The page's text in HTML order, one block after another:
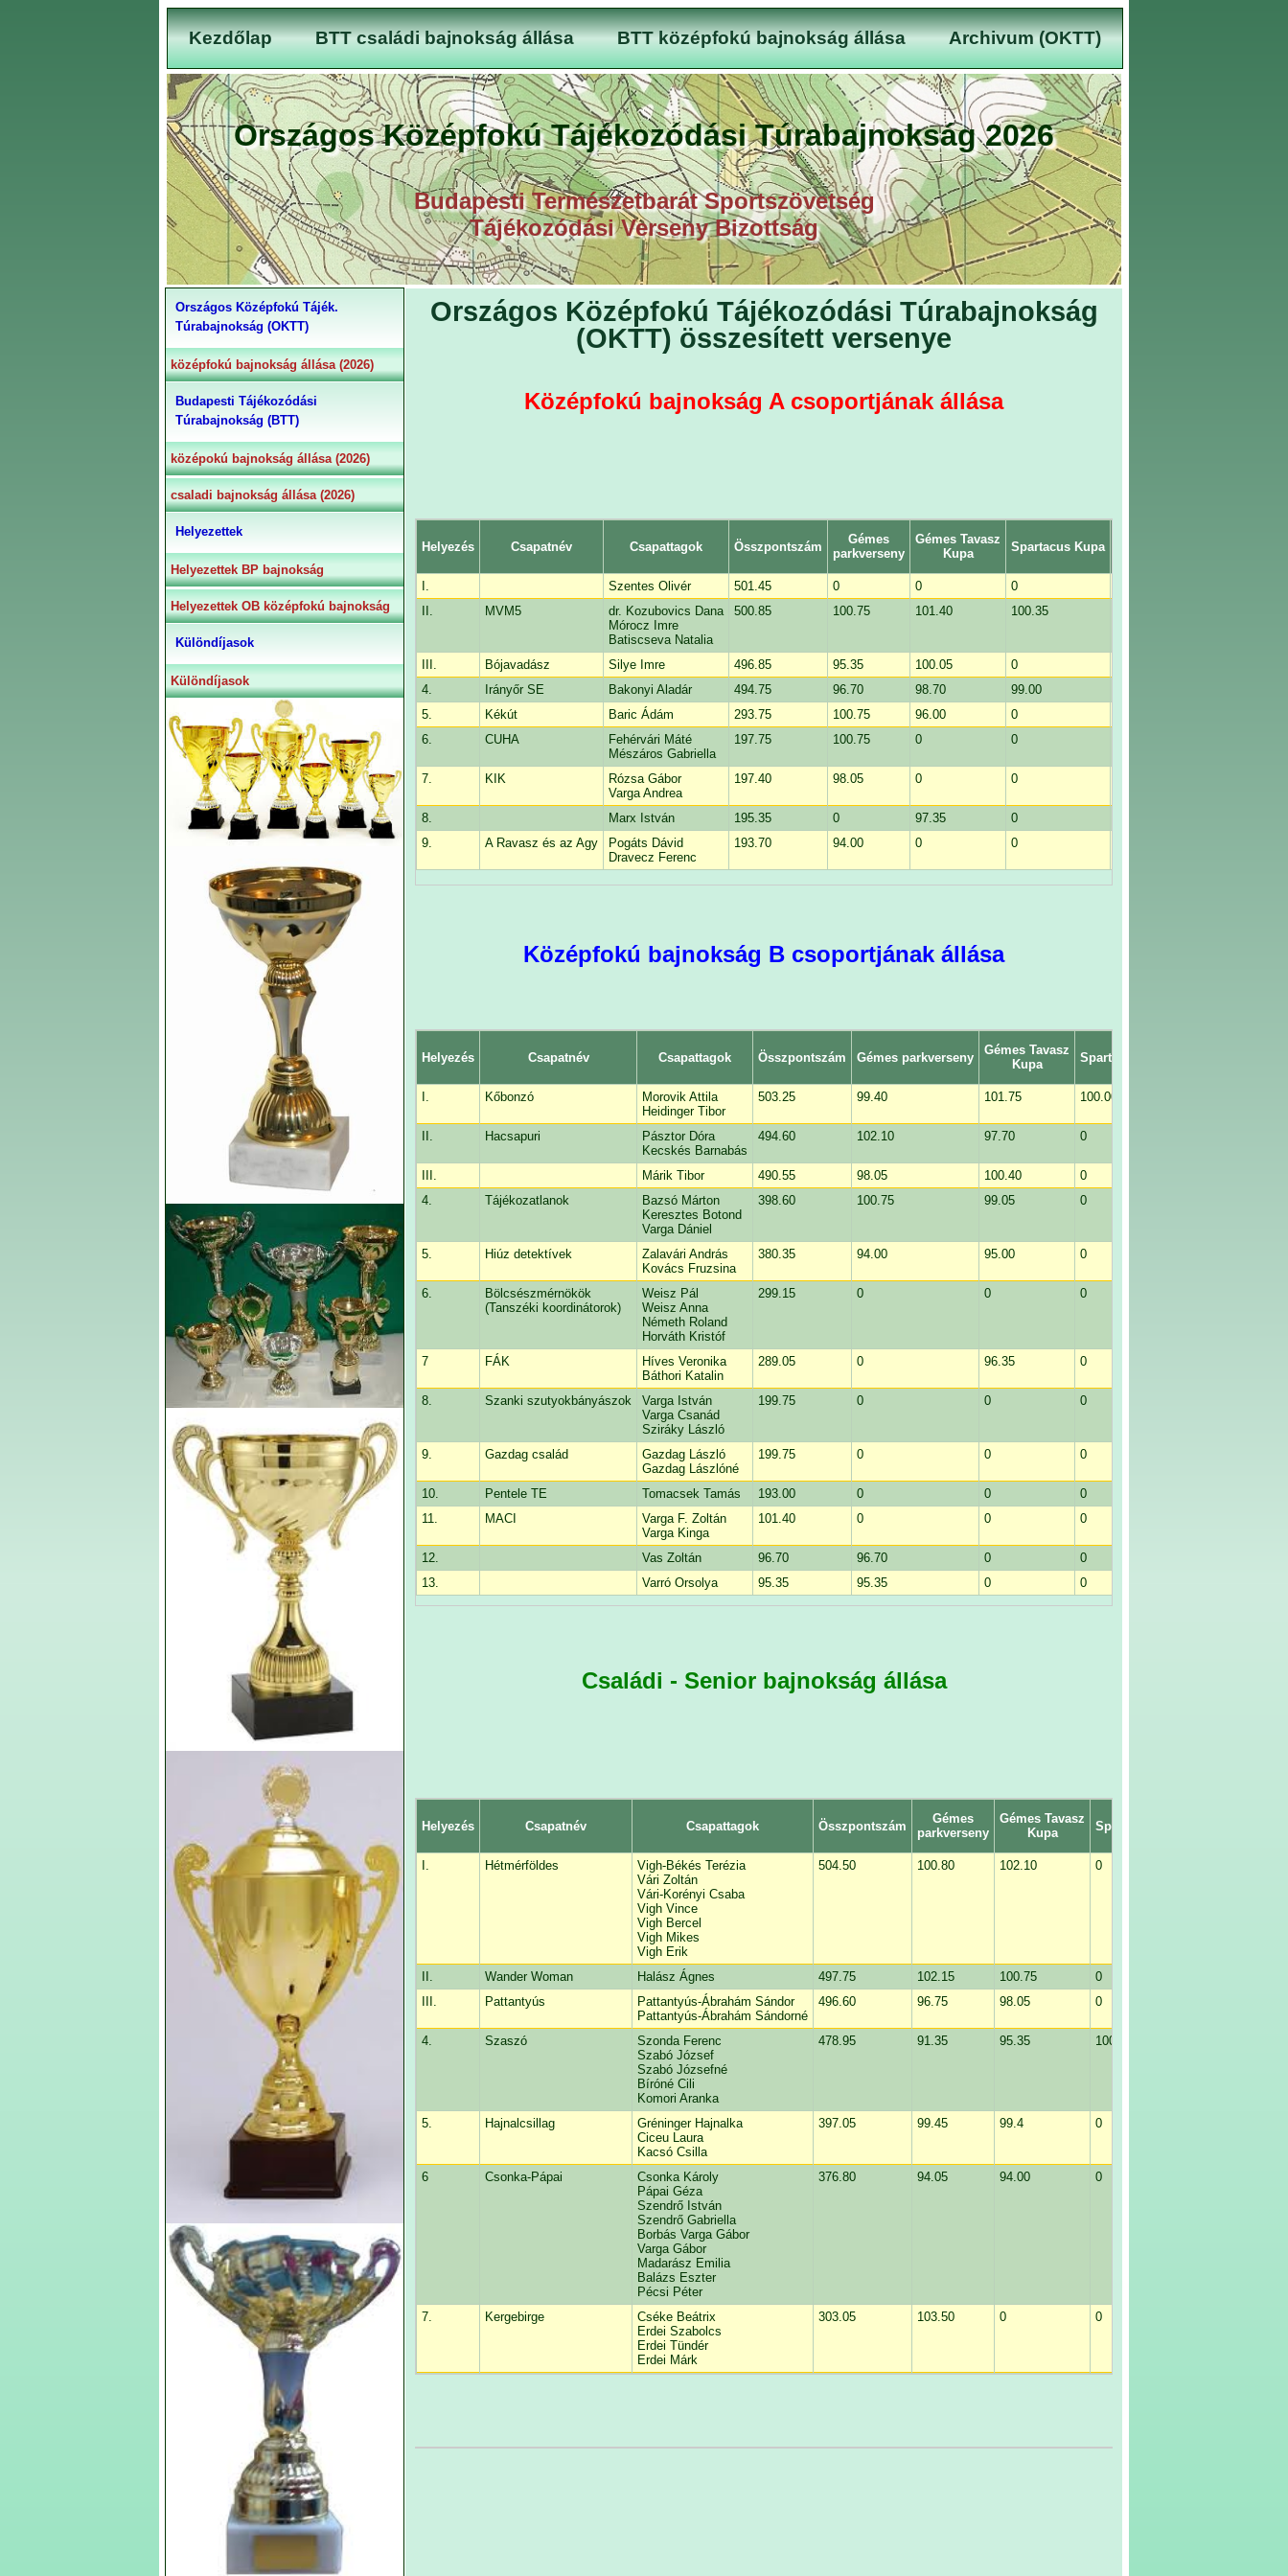
Kezdőlap BTT családi bajnokság állása BTT középfokú bajnokság állása Archivum (OKTT)
Országos Középfokú Tájékozódási Túrabajnokság 2026
Budapesti Természetbarát Sportszövetség
Tájékozódási Verseny Bizottság
Országos Középfokú Tájék.
Túrabajnokság (OKTT)
középfokú bajnokság állása (2026)
Budapesti Tájékozódási
Túrabajnokság (BTT)
középokú bajnokság állása (2026)
csaladi bajnokság állása (2026)
Helyezettek
Helyezettek BP bajnokság
Helyezettek OB középfokú bajnokság
Különdíjasok
Különdíjasok
Országos Középfokú Tájékozódási Túrabajnokság
(OKTT) összesített versenye
Középfokú bajnokság A csoportjának állása
Helyezés Csapatnév Csapattagok Összpontszám
Gémes
parkverseny
Gémes Tavasz
Kupa
Spartacus Kupa
I. Szentes Olivér 501.45 0 0 0
II.
MVM5
dr. Kozubovics Dana
Mórocz Imre
Batiscseva Natalia
500.85 100.75 101.40 100.35
III. Bójavadász Silye Imre 496.85 95.35 100.05 0
4.
Irányőr SE Bakonyi Aladár 494.75 96.70 98.70 99.00
5.
Kékút Baric Ádám 293.75 100.75 96.00 0
6.
CUHA
Fehérvári Máté
Mészáros Gabriella
197.75 100.75 0 0
7. KIK
Rózsa Gábor
Varga Andrea
197.40 98.05 0 0
8. Marx István 195.35 0 97.35 0
9.
A Ravasz és az Agy
Pogáts Dávid
Dravecz Ferenc
193.70 94.00 0 0
Középfokú bajnokság B csoportjának állása
Helyezés Csapatnév Csapattagok Összpontszám Gémes parkverseny
Gémes Tavasz
Kupa
Spartacus Kupa
I. Kőbonzó
Morovik Attila
Heidinger Tibor
503.25 99.40 101.75 100.00
II. Hacsapuri
Pásztor Dóra
Kecskés Barnabás
494.60 102.10 97.70 0
III. Márik Tibor 490.55 98.05 100.40 0
4.
Tájékozatlanok
Bazsó Márton
Keresztes Botond
Varga Dániel
398.60 100.75 99.05 0
5. Hiúz detektívek
Zalavári András
Kovács Fruzsina
380.35 94.00 95.00 0
6.
Bölcsészmérnökök
(Tanszéki koordinátorok)
Weisz Pál
Weisz Anna
Németh Roland
Horváth Kristóf
299.15 0 0 0
7 FÁK
Híves Veronika
Báthori Katalin
289.05 0 96.35 0
8. Szanki szutyokbányászok
Varga István
Varga Csanád
Sziráky László
199.75 0 0 0
9. Gazdag család
Gazdag László
Gazdag Lászlóné
199.75 0 0 0
10. Pentele TE Tomacsek Tamás 193.00 0 0 0
11.
MACI
Varga F. Zoltán
Varga Kinga
101.40 0 0 0
12. Vas Zoltán 96.70 96.70 0 0
13.
Varró Orsolya 95.35 95.35 0 0
Családi - Senior bajnokság állása
Helyezés Csapatnév Csapattagok Összpontszám
Gémes
parkverseny
Gémes Tavasz
Kupa
Spartacus Kupa
I. Hétmérföldes
Vigh-Békés Terézia
Vári Zoltán
Vári-Korényi Csaba
Vigh Vince
Vigh Bercel
Vigh Mikes
Vigh Erik
504.50 100.80 102.10 0
II. Wander Woman Halász Ágnes 497.75 102.15 100.75 0
III.
Pattantyús
Pattantyús-Ábrahám Sándor
Pattantyús-Ábrahám Sándorné
496.60 96.75 98.05 0
4. Szaszó
Szonda Ferenc
Szabó József
Szabó Józsefné
Bíróné Cili
Komori Aranka
478.95 91.35 95.35 100.00
5. Hajnalcsillag
Gréninger Hajnalka
Ciceu Laura
Kacsó Csilla
397.05 99.45 99.4 0
6 Csonka-Pápai
Csonka Károly
Pápai Géza
Szendrő István
Szendrő Gabriella
Borbás Varga Gábor
Varga Gábor
Madarász Emilia
Balázs Eszter
Pécsi Péter
376.80 94.05 94.00 0
7. Kergebirge
Cséke Beátrix
Erdei Szabolcs
Erdei Tündér
Erdei Márk
303.05 103.50 0 0
dr. Piri Hajnalka